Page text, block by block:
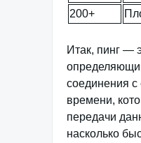
200+
Итак, пинг —
соединения
времени,
передачи
насколько